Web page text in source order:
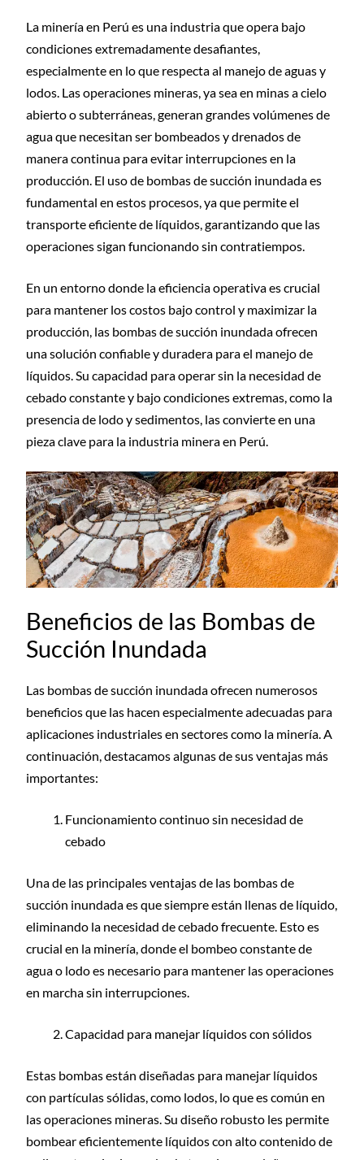
La minería en Perú es una industria que opera bajo
condiciones extremadamente desafiantes,
especialmente en lo que respecta al manejo de aguas y
lodos. Las operaciones mineras, ya sea en minas a cielo
abierto o subterráneas, generan grandes volúmenes de
agua que necesitan ser bombeados y drenados de
manera continua para evitar interrupciones en la
producción. El uso de bombas de succión inundada es
fundamental en estos procesos, ya que permite el
transporte eficiente de líquidos, garantizando que las
operaciones sigan funcionando sin contratiempos.
En un entorno donde la eficiencia operativa es crucial
para mantener los costos bajo control y maximizar la
producción, las bombas de succión inundada ofrecen
una solución confiable y duradera para el manejo de
líquidos. Su capacidad para operar sin la necesidad de
cebado constante y bajo condiciones extremas, como la
presencia de lodo y sedimentos, las convierte en una
pieza clave para la industria minera en Perú.
Beneficios de las Bombas de
Succión Inundada
Las bombas de succión inundada ofrecen numerosos
beneficios que las hacen especialmente adecuadas para
aplicaciones industriales en sectores como la minería. A
continuación, destacamos algunas de sus ventajas más
importantes:
Funcionamiento continuo sin necesidad de
cebado
Una de las principales ventajas de las bombas de
succión inundada es que siempre están llenas de líquido,
eliminando la necesidad de cebado frecuente. Esto es
crucial en la minería, donde el bombeo constante de
agua o lodo es necesario para mantener las operaciones
en marcha sin interrupciones.
Capacidad para manejar líquidos con sólidos
Estas bombas están diseñadas para manejar líquidos
con partículas sólidas, como lodos, lo que es común en
las operaciones mineras. Su diseño robusto les permite
bombear eficientemente líquidos con alto contenido de